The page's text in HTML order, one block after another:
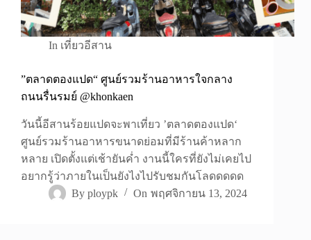
In เที่ยวอีสาน
”ตลาดตองแปด“ ศูนย์รวมร้านอาหารใจกลาง
ถนนรื่นรมย์ @khonkaen
วันนี้อีสานร้อยแปดจะพาเที่ยว ’ตลาดตองแปด‘
ศูนย์รวมร้านอาหารขนาดย่อมที่มีร้านค้าหลาก
หลาย เปิดตั้งแต่เช้ายันค่ำ งานนี้ใครที่ยังไม่เคยไป
อยากรู้ว่าภายในเป็นยังไงไปรับชมกันโลดดดดด
By ploypk On พฤศจิกายน 13, 2024